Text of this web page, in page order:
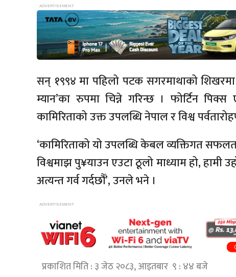
सन् १९९४ मा पहिलो पटक सगरमाथाको शिखरमा
म्यान’का रुपमा चिन्ने गरिन्छ । फोर्टिन
कामिरिताको उक्त उपलब्धि नेपाल र विश्व
‘कामिरिताको यो उपलब्धि केबल व्यक्तिगत
विश्वमाझ पु¥याउन एउटा ठूलो माध्याम हो, हामी
अत्यन्त गर्व गर्दछौँ’, उनले भने ।
प्रकाशित मिति : ३ जेठ २०८३, आइतबार ९ : ४४ बजे